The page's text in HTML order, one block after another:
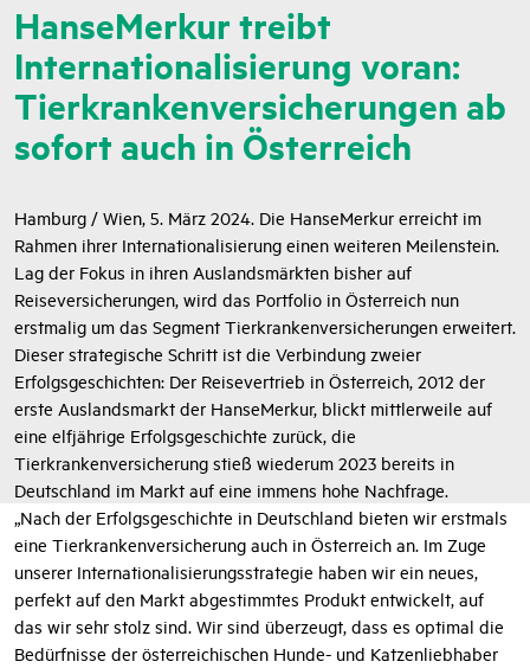
HanseMerkur treibt
Internationalisierung voran:
Tierkrankenversicherungen ab
sofort auch in Österreich
Hamburg / Wien, 5. März 2024. Die HanseMerkur erreicht im
Rahmen ihrer Internationalisierung einen weiteren Meilenstein.
Lag der Fokus in ihren Auslandsmärkten bisher auf
Reiseversicherungen, wird das Portfolio in Österreich nun
erstmalig um das Segment Tierkrankenversicherungen erweitert.
Dieser strategische Schritt ist die Verbindung zweier
Erfolgsgeschichten: Der Reisevertrieb in Österreich, 2012 der
erste Auslandsmarkt der HanseMerkur, blickt mittlerweile auf
eine elfjährige Erfolgsgeschichte zurück, die
Tierkrankenversicherung stieß wiederum 2023 bereits in
Deutschland im Markt auf eine immens hohe Nachfrage.
„Nach der Erfolgsgeschichte in Deutschland bieten wir erstmals
eine Tierkrankenversicherung auch in Österreich an. Im Zuge
unserer Internationalisierungsstrategie haben wir ein neues,
perfekt auf den Markt abgestimmtes Produkt entwickelt, auf
das wir sehr stolz sind. Wir sind überzeugt, dass es optimal die
Bedürfnisse der österreichischen Hunde- und Katzenliebhaber